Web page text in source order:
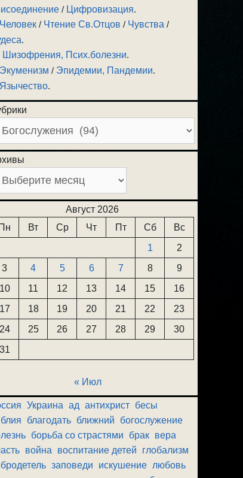
/ Цифровизация.
Человек / Чтение Св.Отцов / Чувства /
.
Шизофрения, Псих.болезни.
Экуменизм / Эпидемии, Пандемии.
Язычество.
Август 2026
Пн
Вт Ср Чт Пт Сб
Вс
1
2
3
4 5 6 7 8
9
10
11 12 13 14 15
16
17
18 19 20 21 22
23
24
25 26 27 28 29
30
31
« Июл
Украина ад антихрист бесы
благодать ближний
богослужение
борьба со страстями брак вера
война воспитание детей
глобализм
заповеди искушение любовь